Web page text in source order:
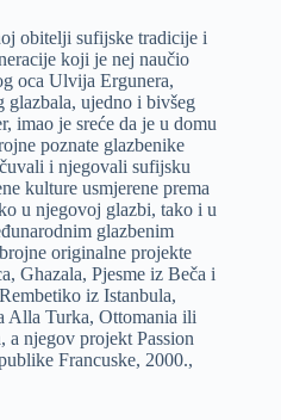
obitelji sufijske tradicije i
koji je nej naučio
oca Ulvija Ergunera,
glazbala, ujedno i bivšeg
imao je sreće da je u domu
poznate glazbenike
i njegovali sufijsku
kulture usmjerene prema
u njegovoj glazbi, tako i u
glazbenim
originalne projekte
Ghazala, Pjesme iz Beča i
iz Istanbula,
Alla Turka, Ottomania ili
a njegov projekt Passion
Francuske, 2000.,